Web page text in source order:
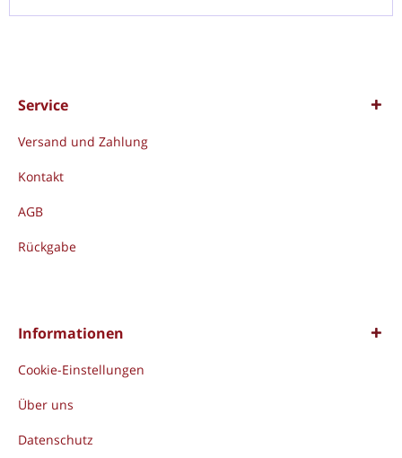
Service
Versand und Zahlung
Kontakt
AGB
Rückgabe
Informationen
Cookie-Einstellungen
Über uns
Datenschutz